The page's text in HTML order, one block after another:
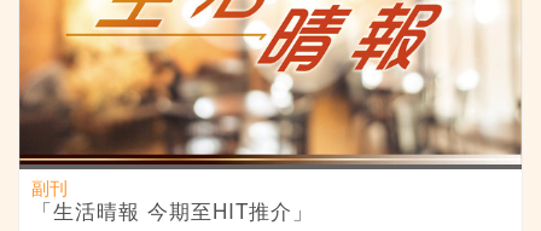
副刊
「生活晴報 今期至HIT推介」